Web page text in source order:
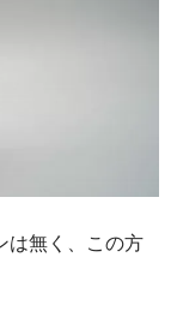
は無く、この方